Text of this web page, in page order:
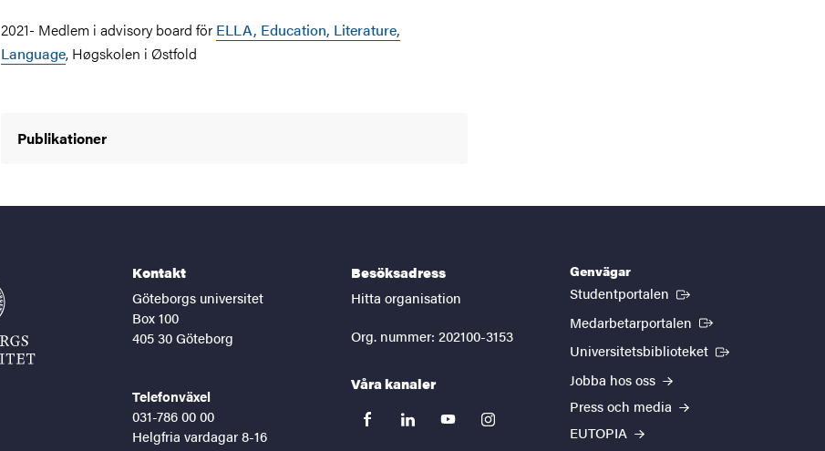
2021- Medlem i advisory board för ELLA, Education, Literature,
Language, Høgskolen i Østfold
Publikationer
Kontakt
Göteborgs universitet
Box 100
405 30 Göteborg
Telefonväxel
031-786 00 00
Helgfria vardagar 8-16
Besöksadress
Hitta organisation
Org. nummer: 202100-3153
Våra kanaler
facebooklinkedinyoutubeinstagram
Genvägar
Studentportalen (Extern länk)
Medarbetarportalen (Extern länk)
Universitetsbiblioteket (Extern länk)
Jobba hos oss
Press och media
EUTOPIA